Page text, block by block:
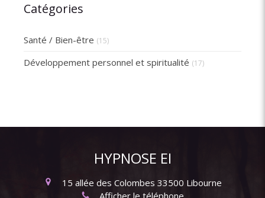
Catégories
Santé / Bien-être (15)
Développement personnel et spiritualité (17)
HYPNOSE EI
15 allée des Colombes 33500 Libourne